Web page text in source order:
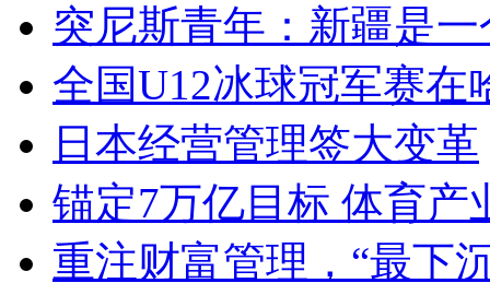
突尼斯青年：新疆是
全国U12冰球冠军赛在
日本经营管理签大变革
锚定7万亿目标 体育产
重注财富管理，“最下